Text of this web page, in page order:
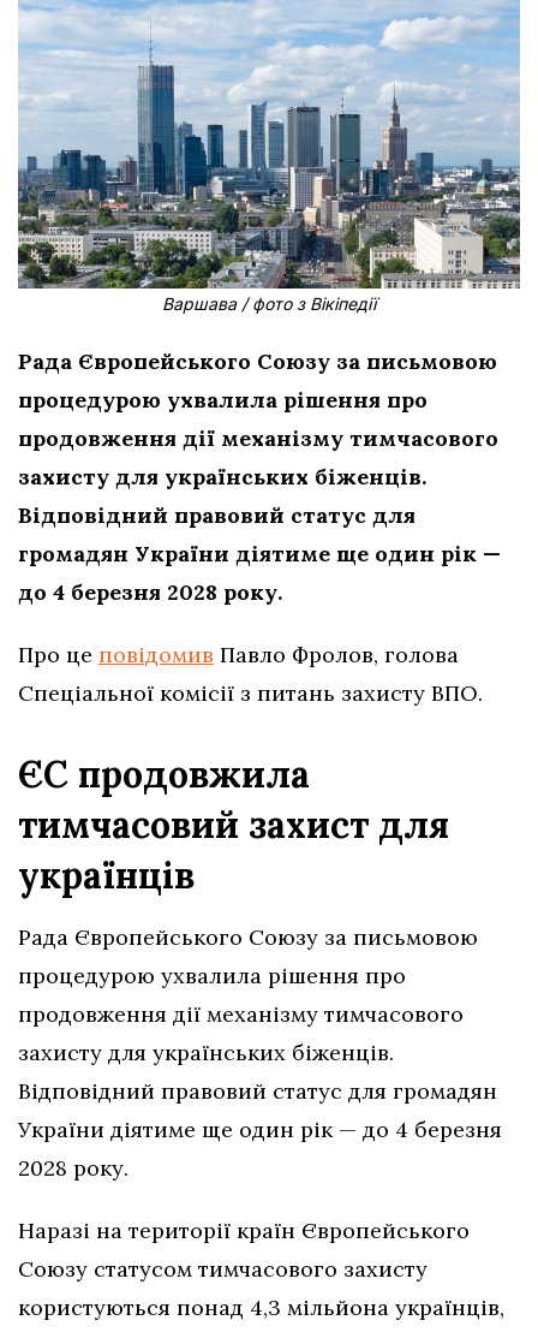
Варшава / фото з Вікіпедії
Рада Європейського Союзу за письмовою
процедурою ухвалила рішення про
продовження дії механізму тимчасового
захисту для українських біженців.
Відповідний правовий статус для
громадян України діятиме ще один рік —
до 4 березня 2028 року.
Про це повідомив Павло Фролов, голова
Спеціальної комісії з питань захисту ВПО.
ЄС продовжила
тимчасовий захист для
українців
Рада Європейського Союзу за письмовою
процедурою ухвалила рішення про
продовження дії механізму тимчасового
захисту для українських біженців.
Відповідний правовий статус для громадян
України діятиме ще один рік — до 4 березня
2028 року.
Наразі на території країн Європейського
Союзу статусом тимчасового захисту
користуються понад 4,3 мільйона українців,